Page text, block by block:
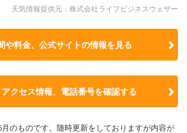
天気情報提供元：株式会社ライフビジネスウェザー
や料金、公式サイトの情報を見る
クセス情報、電話番号を確認する
のものです。随時更新をしておりますが内容が